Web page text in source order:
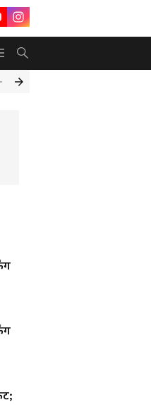
Cleaning Tips